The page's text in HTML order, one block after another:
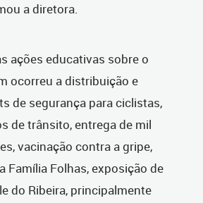
a diretora.
ações educativas sobre o
ocorreu a distribuição e
de segurança para ciclistas,
de trânsito, entrega de mil
vacinação contra a gripe,
Família Folhas, exposição de
do Ribeira, principalmente